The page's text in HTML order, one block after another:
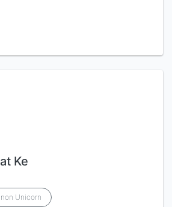
Ke
Unicorn